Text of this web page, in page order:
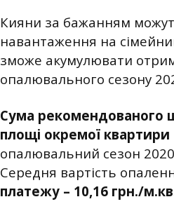
Кияни за бажанням
навантаження на
зможе акумулювати
опалювального сезону
Сума рекомендованого
площі окремої квартири
опалювальний сезон
Середня вартість
платежу – 10,16 грн./